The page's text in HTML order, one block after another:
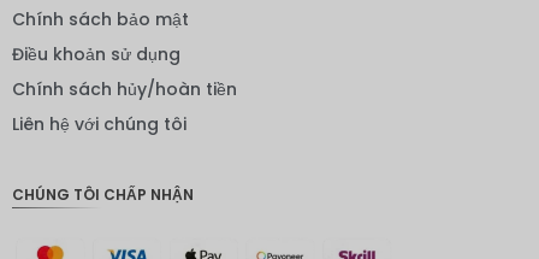
IDR
CHF
Chính sách bảo mật
Điều khoản sử dụng
Chính sách hủy/hoàn tiền
Liên hệ với chúng tôi
CHÚNG TÔI CHẤP NHẬN